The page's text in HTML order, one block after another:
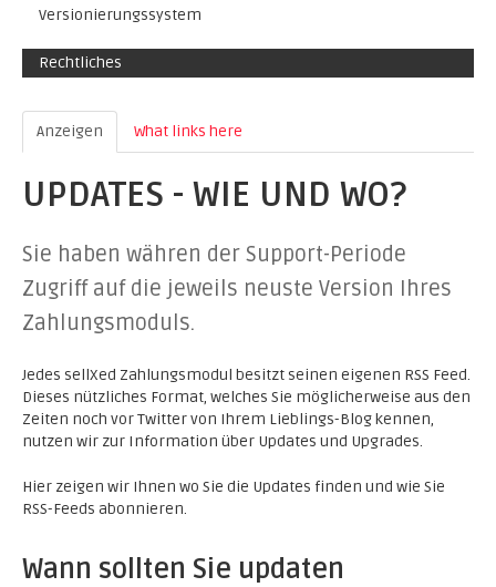
Versionierungssystem
Rechtliches
Anzeigen (active tab)
What links here
UPDATES - WIE UND WO?
Sie haben währen der Support-Periode
Zugriff auf die jeweils neuste Version Ihres
Zahlungsmoduls.
Jedes sellXed Zahlungsmodul besitzt seinen eigenen RSS Feed.
Dieses nützliches Format, welches Sie möglicherweise aus den
Zeiten noch vor Twitter von Ihrem Lieblings-Blog kennen,
nutzen wir zur Information über Updates und Upgrades.
Hier zeigen wir Ihnen wo Sie die Updates finden und wie Sie
RSS-Feeds abonnieren.
Wann sollten Sie updaten